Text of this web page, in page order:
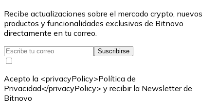
Recibe actualizaciones sobre el mercado crypto, nuevos
productos y funcionalidades exclusivas de Bitnovo
directamente en tu correo.
Suscribirse
Acepto la <privacyPolicy>Política de
Privacidad</privacyPolicy> y recibir la Newsletter de
Bitnovo